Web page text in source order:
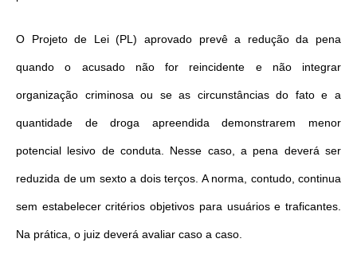
O Projeto de Lei (PL) aprovado prevê a redução da pena
quando o acusado não for reincidente e não integrar
organização criminosa ou se as circunstâncias do fato e a
quantidade de droga apreendida demonstrarem menor
potencial lesivo de conduta. Nesse caso, a pena deverá ser
reduzida de um sexto a dois terços. A norma, contudo, continua
sem estabelecer critérios objetivos para usuários e traficantes.
Na prática, o juiz deverá avaliar caso a caso.